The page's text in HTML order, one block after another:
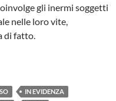
gli inermi soggetti
nelle loro vite,
di fatto.
DI MARTÍN REJTMAN
IN EVIDENZA